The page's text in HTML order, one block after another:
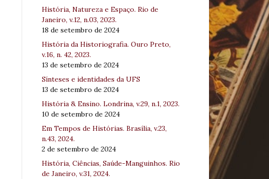
História, Natureza e Espaço. Rio de
Janeiro, v.12, n.03, 2023.
18 de setembro de 2024
História da Historiografia. Ouro Preto,
v.16, n. 42, 2023.
13 de setembro de 2024
Sínteses e identidades da UFS
13 de setembro de 2024
História & Ensino. Londrina, v.29, n.1, 2023.
10 de setembro de 2024
Em Tempos de Histórias. Brasília, v.23,
n.43, 2024.
2 de setembro de 2024
História, Ciências, Saúde-Manguinhos. Rio
de Janeiro, v.31, 2024.